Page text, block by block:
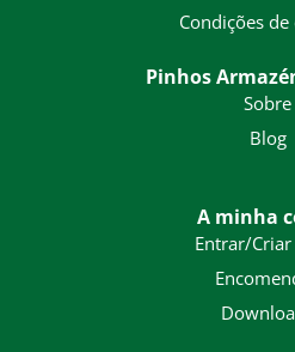
Condições
Pinhos
Sobre
Blog
A minha
Entrar/